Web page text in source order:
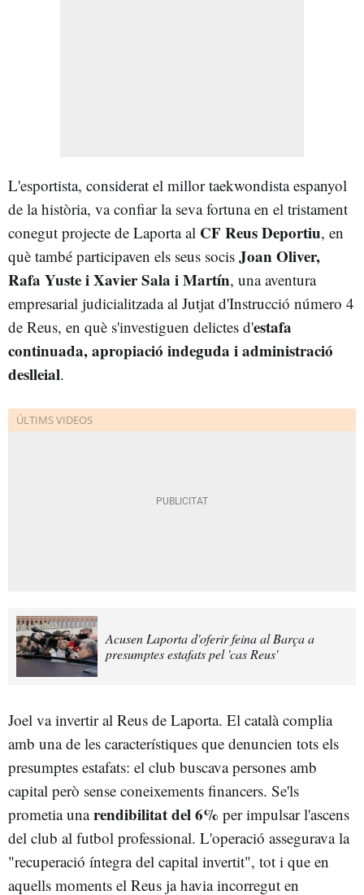
L'esportista, considerat el millor taekwondista espanyol
de la història, va confiar la seva fortuna en el tristament
conegut projecte de Laporta al CF Reus Deportiu, en
què també participaven els seus socis Joan Oliver,
Rafa Yuste i Xavier Sala i Martín, una aventura
empresarial judicialitzada al Jutjat d'Instrucció número 4
de Reus, en què s'investiguen delictes d'estafa
continuada, apropiació indeguda i administració
deslleial.
Acusen Laporta d'oferir feina al Barça a
presumptes estafats pel 'cas Reus'
Joel va invertir al Reus de Laporta. El català complia
amb una de les característiques que denuncien tots els
presumptes estafats: el club buscava persones amb
capital però sense coneixements financers. Se'ls
prometia unarendibilitat del 6% per impulsar l'ascens
del club al futbol professional. L'operació assegurava la
"recuperació íntegra del capital invertit", tot i que en
aquells moments el Reus ja havia incorregut en